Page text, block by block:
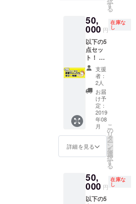
合は
CAMPF
ユー
ザー名
を掲載
いたし
ます。
ご了承
くださ
い。
詰め合
わせ（3
話分）
④複製
原稿5枚
（全5種
セッ
ト）
⑤秋田
書店見
学権
※②は支
援時
に、必
ず備考
欄に掲
載する
さい。
記入の
合は
す
る
50,
000 円
在庫な
し
以下の5
点セッ
ト！ ①
描き下
ろしイ
ラスト
付きお
礼メー
感謝祭
会場内
に支援
者のお
名前掲
載 ③
詰め合
わせ（3
話分）
④複製
支援
者：
2人
お届
け予
定：
2019
年08
月
詳細を見る
こ
の
リ
タ
ー
ン
を
選
択
す
る
50,
000 円
在庫な
し
以下の5